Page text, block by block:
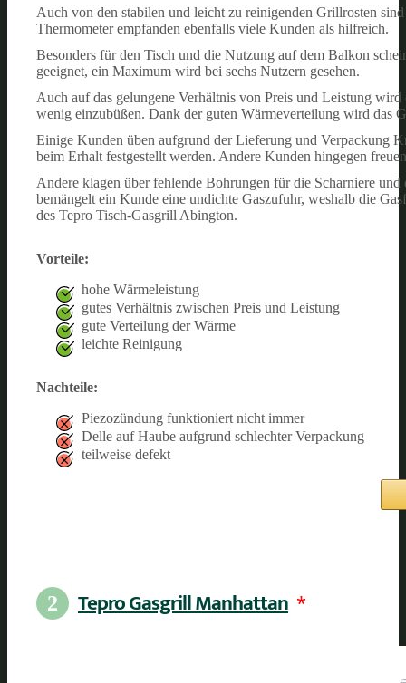
Auch von den stabilen und leicht zu reinigenden Grillrosten
Thermometer empfanden ebenfalls viele Kunden als hilfreich.
Besonders für den Tisch und die Nutzung auf dem Balkon
geeignet, ein Maximum wird bei sechs Nutzern gesehen.
Auch auf das gelungene Verhältnis von Preis und Leistung
wenig einzubüßen. Dank der guten Wärmeverteilung wird das
Einige Kunden üben aufgrund der Lieferung und Verpackung
beim Erhalt festgestellt werden. Andere Kunden hingegen
Andere klagen über fehlende Bohrungen für die Scharniere
bemängelt ein Kunde eine undichte Gaszufuhr, weshalb die
des Tepro Tisch-Gasgrill Abington.
Vorteile:
hohe Wärmeleistung
gutes Verhältnis zwischen Preis und Leistung
gute Verteilung der Wärme
leichte Reinigung
Nachteile:
Piezozündung funktioniert nicht immer
Delle auf Haube aufgrund schlechter Verpackung
teilweise defekt
2 Tepro Gasgrill Manhattan *